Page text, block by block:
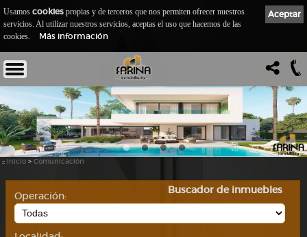
:: Inicio > Comunicación
Buscador de inmuebles
Operación:
Aceptar
Usamos cookies propias y de terceros que nos permiten ofrecer nuestros
servicios. Al utilizar nuestros servicios, aceptas el uso que hacemos de las
cookies.
Más información